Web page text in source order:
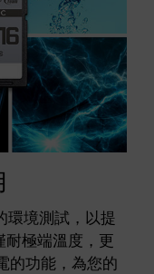
環境測試，以提
耐極端溫度，更
的功能，為您的